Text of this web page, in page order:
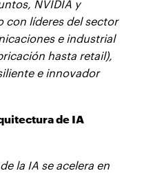
NVIDIA y
con líderes del sector
e industrial
hasta retail),
e innovador
de IA
la IA se acelera en